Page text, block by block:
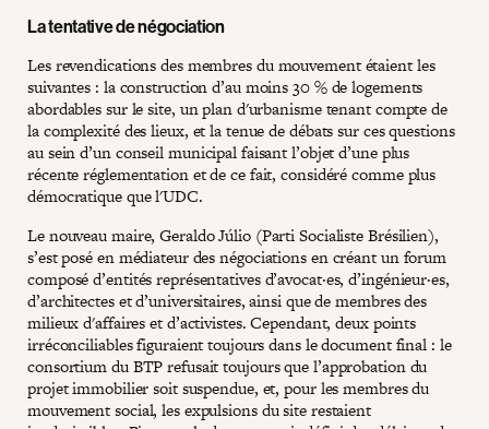
La tentative de négociation
Les revendications des membres du mouvement étaient les
suivantes : la construction d’au moins 30 % de logements
abordables sur le site, un plan d'urbanisme tenant compte de
la complexité des lieux, et la tenue de débats sur ces questions
au sein d’un conseil municipal faisant l’objet d’une plus
récente réglementation et de ce fait, considéré comme plus
démocratique que l'UDC.
Le nouveau maire, Geraldo Júlio (Parti Socialiste Brésilien),
s’est posé en médiateur des négociations en créant un forum
composé d’entités représentatives d’avocat·es, d’ingénieur·es,
d’architectes et d’universitaires, ainsi que de membres des
milieux d'affaires et d’activistes. Cependant, deux points
irréconciliables figuraient toujours dans le document final : le
consortium du BTP refusait toujours que l’approbation du
projet immobilier soit suspendue, et, pour les membres du
mouvement social, les expulsions du site restaient